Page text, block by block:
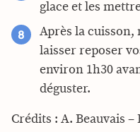
glace et les
Après la cuisson,
laisser reposer
environ 1h30
déguster.
Crédits : A. Beauvais